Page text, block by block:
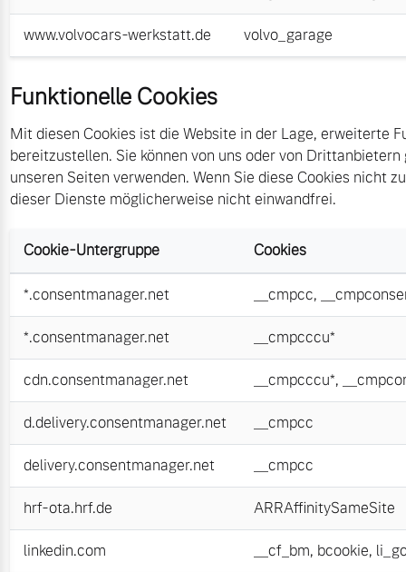
www.volvocars-werkstatt.de volvo_garage
Funktionelle Cookies
Mit diesen Cookies ist die Website in der Lage, erweiterte
bereitzustellen. Sie können von uns oder von
unseren Seiten verwenden. Wenn Sie diese Cookies nicht
dieser Dienste möglicherweise nicht einwandfrei.
Cookie-Untergruppe Cookies
*.consentmanager.net __cmpcc,
*.consentmanager.net __cmpcccu*
cdn.consentmanager.net __cmpcccu*,
d.delivery.consentmanager.net __cmpcc
delivery.consentmanager.net __cmpcc
hrf-ota.hrf.de ARRAffinitySameSite
linkedin.com __cf_bm, bcookie,